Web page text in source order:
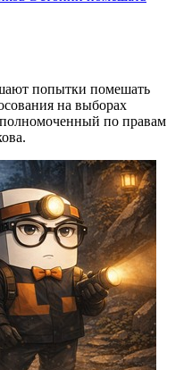
попытки помешать
на выборах
по правам